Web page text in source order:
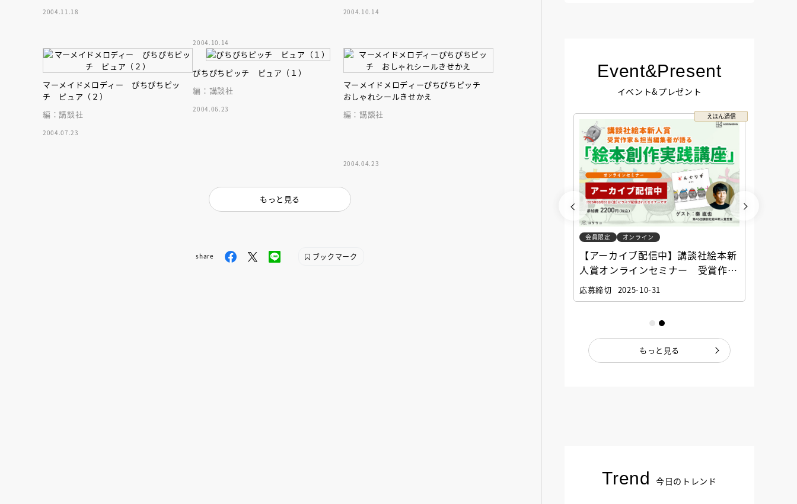
2004.11.18
2004.10.14
2004.10.14
マーメイドメロディー ぴちぴちピッ
チ ピュア（２）
編：講談社
2004.07.23
ぴちぴちピッチ ピュア（１）
編：講談社
2004.06.23
マーメイドメロディーぴちぴちピッチ
おしゃれシールきせかえ
編：講談社
2004.04.23
もっと見る
share ブックマーク
Event&Present
イベント&プレゼント
えほん通信
【アーカイブ配信中】講談社絵本新
えほん通信
会員限定 オンライン
【アーカイブ配信中】講談社絵本新
人賞オンラインセミナー 受賞作家
と担当編集者が語る「絵本創作実践
講座」
応募締切 2025-10-31
もっと見る
Trend 今日のトレンド